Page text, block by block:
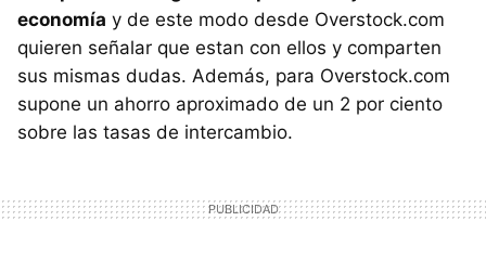
economía y de este modo desde Overstock.com
quieren señalar que estan con ellos y comparten
sus mismas dudas. Además, para Overstock.com
supone un ahorro aproximado de un 2 por ciento
sobre las tasas de intercambio.